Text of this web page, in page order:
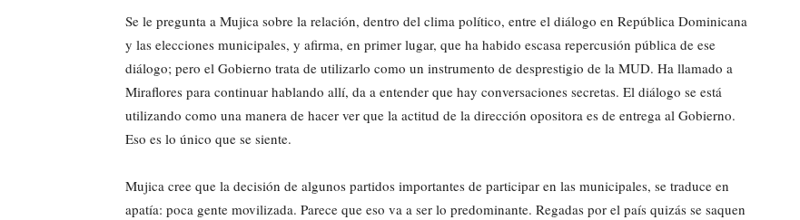
Se le pregunta a Mujica sobre la relación, dentro del clima político, entre el diálogo en República Dominicana
y las elecciones municipales, y afirma, en primer lugar, que ha habido escasa repercusión pública de ese
diálogo; pero el Gobierno trata de utilizarlo como un instrumento de desprestigio de la MUD. Ha llamado a
Miraflores para continuar hablando allí, da a entender que hay conversaciones secretas. El diálogo se está
utilizando como una manera de hacer ver que la actitud de la dirección opositora es de entrega al Gobierno.
Eso es lo único que se siente.
Mujica cree que la decisión de algunos partidos importantes de participar en las municipales, se traduce en
apatía: poca gente movilizada. Parece que eso va a ser lo predominante. Regadas por el país quizás se saquen